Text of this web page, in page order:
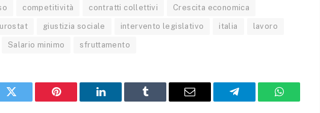
competitività contratti collettivi Crescita economica
giustizia sociale intervento legislativo italia lavoro
Salario minimo sfruttamento
Twitter Pinterest LinkedIn Tumblr Email Telegram WhatsApp